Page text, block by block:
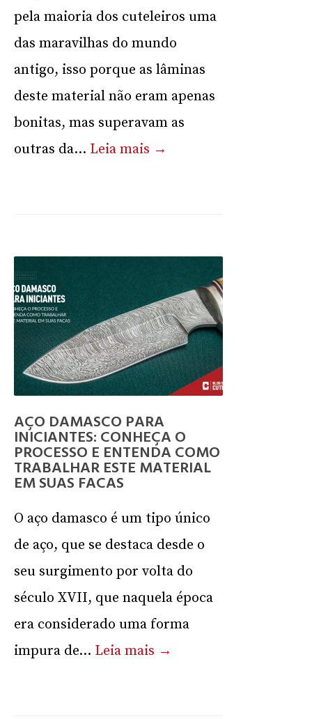
pela maioria dos cuteleiros uma
das maravilhas do mundo
antigo, isso porque as lâminas
deste material não eram apenas
bonitas, mas superavam as
outras da... Leia mais →
AÇO DAMASCO PARA
INICIANTES: CONHEÇA O
PROCESSO E ENTENDA COMO
TRABALHAR ESTE MATERIAL
EM SUAS FACAS
O aço damasco é um tipo único
de aço, que se destaca desde o
seu surgimento por volta do
século XVII, que naquela época
era considerado uma forma
impura de... Leia mais →